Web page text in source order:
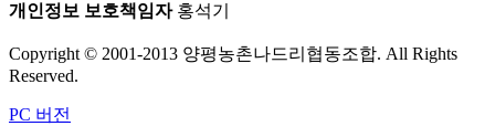
개인정보 보호책임자홍석기
Copyright © 2001-2013 양평농촌나드리협동조합. All Rights
Reserved.
PC 버전